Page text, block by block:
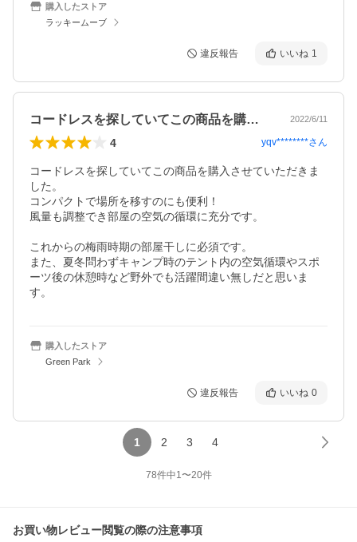
購入したストア
ラッキームーブ
違反報告 いいね 1
コードレスを探していてこの商品を購入さ… 2022/6/11
4 yqv********さん
コードレスを探していてこの商品を購入させていただきま
した。
コンパクトで場所を移すのにも便利！
風量も調整でき部屋の空気の循環に充分です。
これからの梅雨時期の部屋干しに必須です。
また、夏冬問わずキャンプ時のテント内の空気循環やスポ
ーツ後の休憩時など野外でも活躍間違い無しだと思いま
す。
購入したストア
Green Park
違反報告 いいね 0
1 2 3 4
78件中1〜20件
お買い物レビュー閲覧の際の注意事項